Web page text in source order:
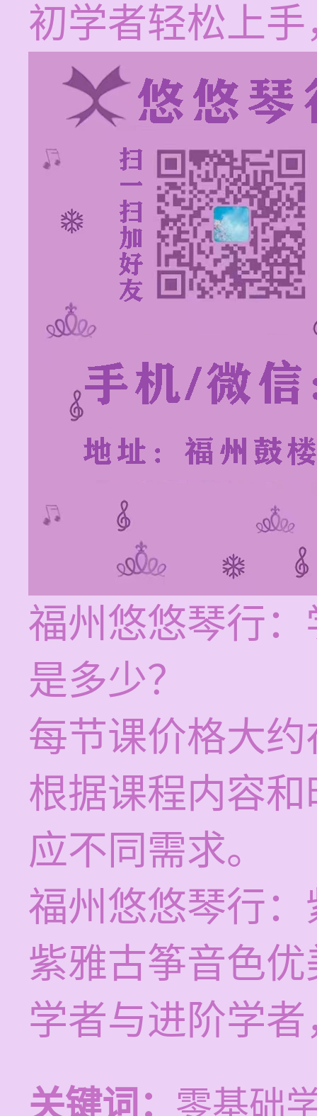
初学者轻松上
福州悠悠琴行
是多少？
每节课价格大
根据课程内容
应不同需求。
福州悠悠琴行
紫雅古筝音色
学者与进阶学
关键词： 零基础